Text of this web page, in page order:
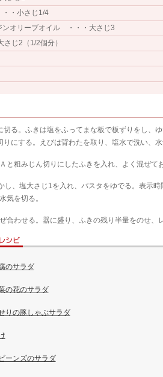
・小さじ1/4
オリーブオイル ・・・大さじ3
じ2（1/2個分）
切る。ふきは塩をふってまな板で板ずりをし、
りにする。えびは背わたを取り、塩水で洗い、
と粗みじん切りにしたふきを入れ、よく混ぜて
し、塩大さじ1を入れ、パスタをゆでる。表示
気を切る。
わせる。器に盛り、ふきの残り半量をのせ、
のサラダ
の花のサラダ
りの豚しゃぶサラダ
ーンズのサラダ